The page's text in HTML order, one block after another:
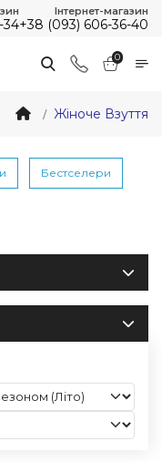
34
Інтернет-магазин
+38 (093) 606-36-40
0
Жіноче Взуття
Бестселери